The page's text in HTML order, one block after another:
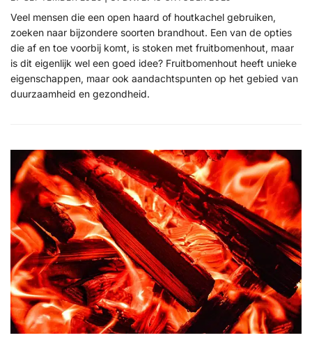
Veel mensen die een open haard of houtkachel gebruiken,
zoeken naar bijzondere soorten brandhout. Een van de opties
die af en toe voorbij komt, is stoken met fruitbomenhout, maar
is dit eigenlijk wel een goed idee? Fruitbomenhout heeft unieke
eigenschappen, maar ook aandachtspunten op het gebied van
duurzaamheid en gezondheid.